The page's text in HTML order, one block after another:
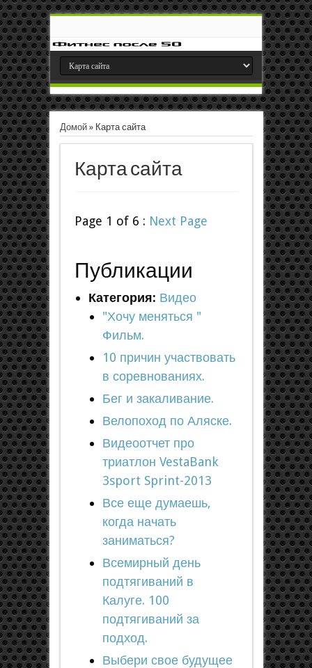
Домой» Карта сайта
Карта сайта
Page 1 of 6 : Next Page
Публикации
Категория: Видео
"Хочу меняться "
Фильм.
10 причин участвовать
в соревнованиях.
Бег и закаливание.
Велопоход по Аляске.
Видеоотчет про
триатлон VestaBank
3sport Sprint-2013
Все еще думаешь,
когда начать
заниматься?
Всемирный день
подтягиваний в
Калуге. 100
подтягиваний за
подход.
Выбери свое будущее